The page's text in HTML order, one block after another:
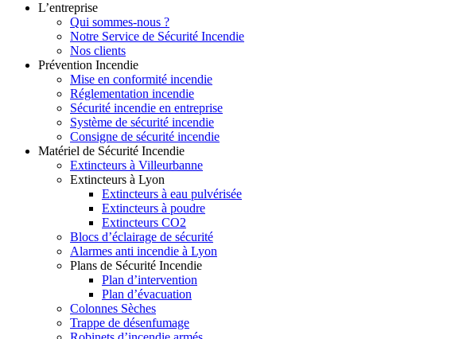
L’entreprise
Qui sommes-nous ?
Notre Service de Sécurité Incendie
Nos clients
Prévention Incendie
Mise en conformité incendie
Réglementation incendie
Sécurité incendie en entreprise
Système de sécurité incendie
Consigne de sécurité incendie
Matériel de Sécurité Incendie
Extincteurs à Villeurbanne
Extincteurs à Lyon
Extincteurs à eau pulvérisée
Extincteurs à poudre
Extincteurs CO2
Blocs d’éclairage de sécurité
Alarmes anti incendie à Lyon
Plans de Sécurité Incendie
Plan d’intervention
Plan d’évacuation
Colonnes Sèches
Trappe de désenfumage